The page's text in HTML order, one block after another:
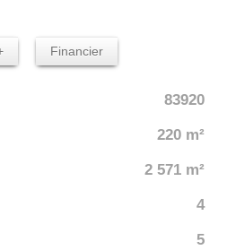
Financier
83920
220 m²
2 571 m²
4
5